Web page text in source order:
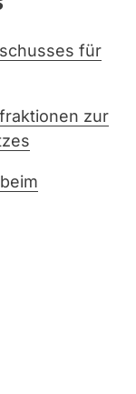
für
zur